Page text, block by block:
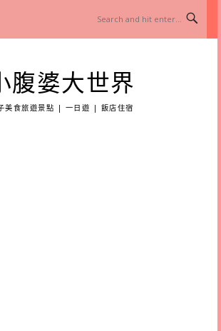
腹婆大世界
美食旅遊景點 | 一日遊 | 飯店住宿